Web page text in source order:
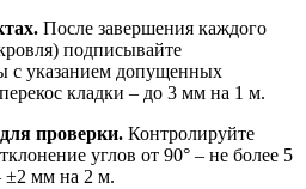
После завершения каждого
подписывайте
с указанием допущенных
кладки – до 3 мм на 1 м.
проверки. Контролируйте
углов от 90° – не более 5
±2 мм на 2 м.